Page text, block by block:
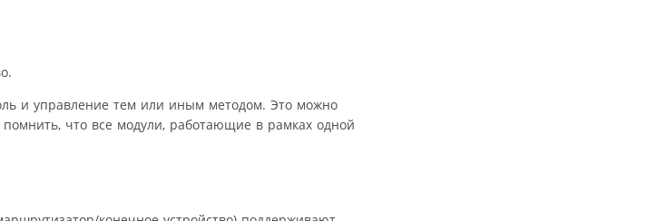
и управление тем или иным методом. Это можно
что все модули, работающие в рамках одной